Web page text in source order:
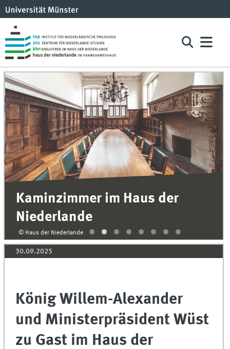
Kaminzimmer im Haus der
Niederlande
© Haus der Niederlande
30.09.2025
König Willem-Alexander
und Ministerpräsident Wüst
zu Gast im Haus der